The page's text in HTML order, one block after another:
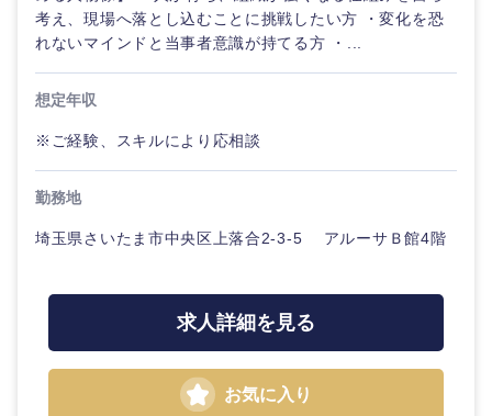
兵庫県
考え、現場へ落とし込むことに挑戦したい方 ・変化を恐
れないマインドと当事者意識が持てる方 ・...
想定年収
※ご経験、スキルにより応相談
勤務地
埼玉県さいたま市中央区上落合2-3-5 アルーサＢ館4階
求人詳細を見る
お気に入り